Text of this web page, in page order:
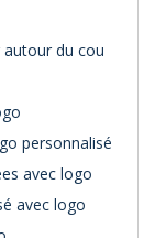
du cou
personnalisé
avec logo
avec logo